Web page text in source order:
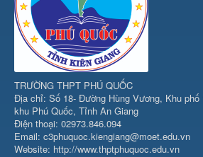
TRƯỜNG THPT PHÚ QUỐC
Địa chỉ: Số 18- Đường Hùng Vương, Khu
khu Phú Quốc, Tỉnh An Giang
Điện thoại: 02973.846.094
Email: c3phuquoc.kiengiang@moet.edu.vn
Website: http://www.thptphuquoc.edu.vn